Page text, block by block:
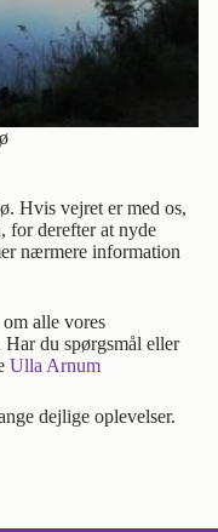
Hvis vejret er med os,
for derefter at nyde
nærmere information
alle vores
Har du spørgsmål eller
Ulla Arnum
dejlige oplevelser.